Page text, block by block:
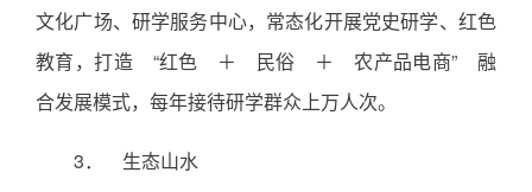
文化广场、研学服务中心，常态化开展党史研学、红色
教育，打造 “红色 ＋ 民俗 ＋ 农产品电商” 融
合发展模式，每年接待研学群众上万人次。
3． 生态山水